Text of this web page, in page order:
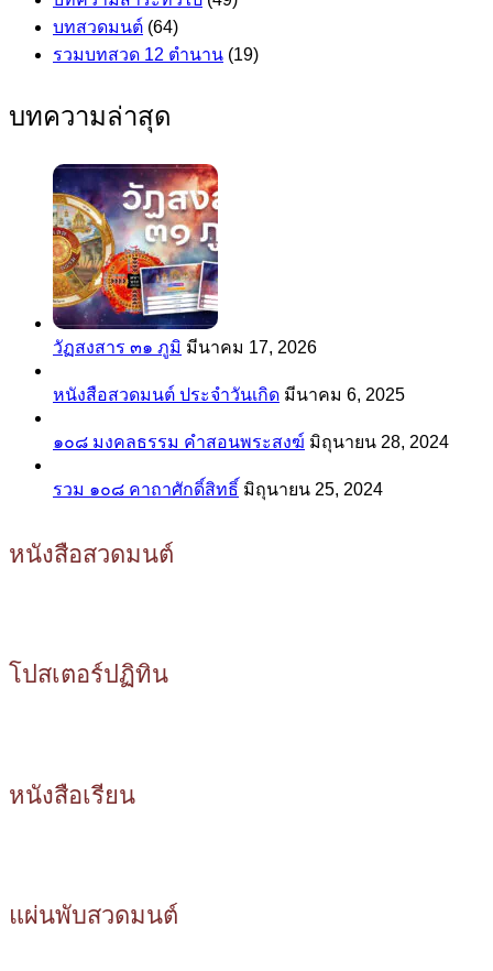
บทสวดมนต์ (64)
รวมบทสวด 12 ตำนาน (19)
บทความล่าสุด
วัฏสงสาร ๓๑ ภูมิ มีนาคม 17, 2026
หนังสือสวดมนต์ ประจำวันเกิด มีนาคม 6, 2025
๑๐๘ มงคลธรรม คำสอนพระสงฆ์ มิถุนายน 28, 2024
รวม ๑๐๘ คาถาศักดิ์สิทธิ์ มิถุนายน 25, 2024
หนังสือสวดมนต์
โปสเตอร์ปฏิทิน
หนังสือเรียน
แผ่นพับสวดมนต์